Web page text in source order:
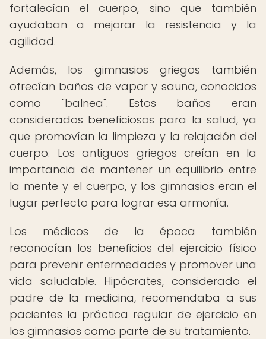
fortalecían el cuerpo, sino que también
ayudaban a mejorar la resistencia y la
agilidad.
Además, los gimnasios griegos también
ofrecían baños de vapor y sauna, conocidos
como "balnea". Estos baños eran
considerados beneficiosos para la salud, ya
que promovían la limpieza y la relajación del
cuerpo. Los antiguos griegos creían en la
importancia de mantener un equilibrio entre
la mente y el cuerpo, y los gimnasios eran el
lugar perfecto para lograr esa armonía.
Los médicos de la época también
reconocían los beneficios del ejercicio físico
para prevenir enfermedades y promover una
vida saludable. Hipócrates, considerado el
padre de la medicina, recomendaba a sus
pacientes la práctica regular de ejercicio en
los gimnasios como parte de su tratamiento.